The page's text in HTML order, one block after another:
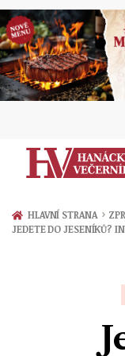
Zprávy
HLAVNÍ STRANA ›
JEDETE DO JESENÍKŮ?